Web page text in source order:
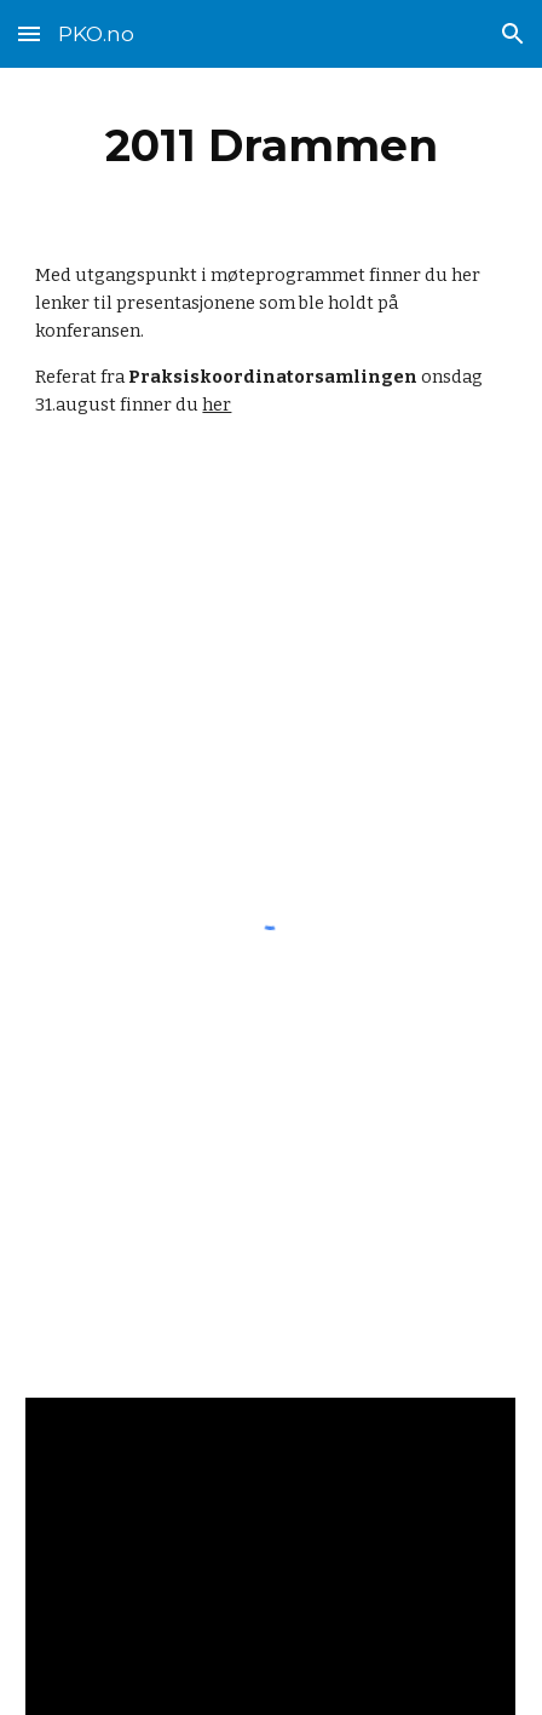
Skip to main content Skip to navigation
PKO.no
2011 Drammen
Med utgangspunkt i møteprogrammet finner du her
lenker til presentasjonene som ble holdt på
konferansen.
Referat fra Praksiskoordinatorsamlingen onsdag
31.august finner du her